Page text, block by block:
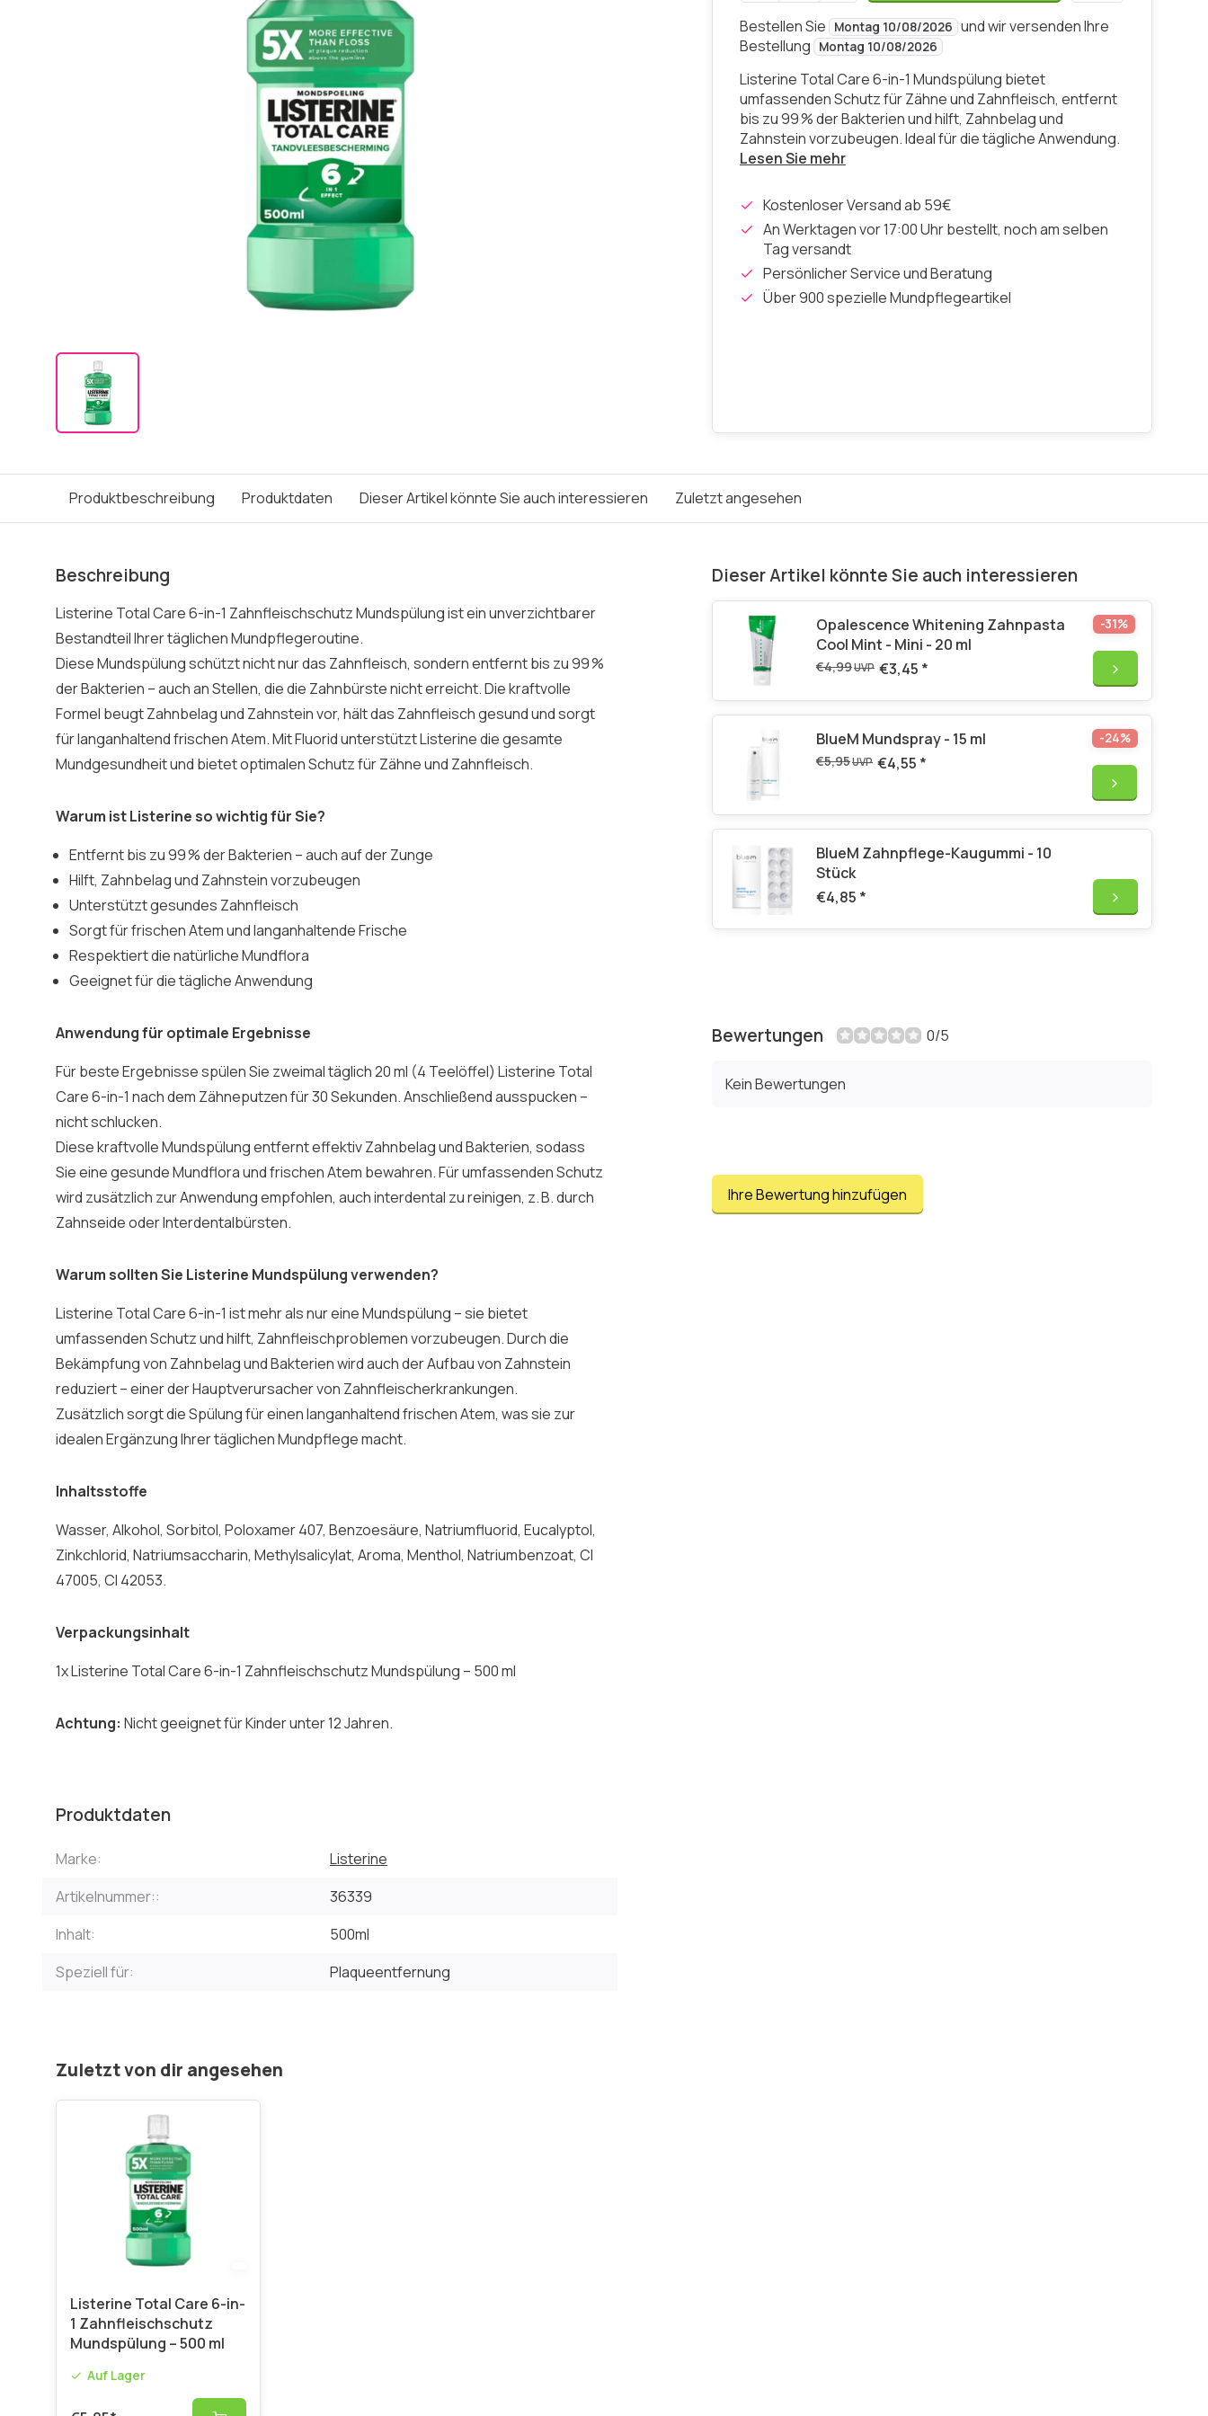
Bestellen Sie Montag 10/08/2026 und wir versenden Ihre
Bestellung
Montag 10/08/2026
Listerine Total Care 6-in-1 Mundspülung bietet
umfassenden Schutz für Zähne und Zahnfleisch, entfernt
bis zu 99 % der Bakterien und hilft, Zahnbelag und
Zahnstein vorzubeugen. Ideal für die tägliche Anwendung.
Lesen Sie mehr
Kostenloser Versand ab 59€
An Werktagen vor 17:00 Uhr bestellt, noch am selben
Tag versandt
Persönlicher Service und Beratung
Über 900 spezielle Mundpflegeartikel
Produktbeschreibung Produktdaten Dieser Artikel könnte Sie auch interessieren Zuletzt angesehen
Beschreibung
Listerine Total Care 6-in-1 Zahnfleischschutz Mundspülung ist ein unverzichtbarer
Bestandteil Ihrer täglichen Mundpflegeroutine.
Diese Mundspülung schützt nicht nur das Zahnfleisch, sondern entfernt bis zu 99 %
der Bakterien – auch an Stellen, die die Zahnbürste nicht erreicht. Die kraftvolle
Formel beugt Zahnbelag und Zahnstein vor, hält das Zahnfleisch gesund und sorgt
für langanhaltend frischen Atem. Mit Fluorid unterstützt Listerine die gesamte
Mundgesundheit und bietet optimalen Schutz für Zähne und Zahnfleisch.
Warum ist Listerine so wichtig für Sie?
Entfernt bis zu 99 % der Bakterien – auch auf der Zunge
Hilft, Zahnbelag und Zahnstein vorzubeugen
Unterstützt gesundes Zahnfleisch
Sorgt für frischen Atem und langanhaltende Frische
Respektiert die natürliche Mundflora
Geeignet für die tägliche Anwendung
Anwendung für optimale Ergebnisse
Für beste Ergebnisse spülen Sie zweimal täglich 20 ml (4 Teelöffel) Listerine Total
Care 6-in-1 nach dem Zähneputzen für 30 Sekunden. Anschließend ausspucken –
nicht schlucken.
Diese kraftvolle Mundspülung entfernt effektiv Zahnbelag und Bakterien, sodass
Sie eine gesunde Mundflora und frischen Atem bewahren. Für umfassenden Schutz
wird zusätzlich zur Anwendung empfohlen, auch interdental zu reinigen, z. B. durch
Zahnseide oder Interdentalbürsten.
Warum sollten Sie Listerine Mundspülung verwenden?
Listerine Total Care 6-in-1 ist mehr als nur eine Mundspülung – sie bietet
umfassenden Schutz und hilft, Zahnfleischproblemen vorzubeugen. Durch die
Bekämpfung von Zahnbelag und Bakterien wird auch der Aufbau von Zahnstein
reduziert – einer der Hauptverursacher von Zahnfleischerkrankungen.
Zusätzlich sorgt die Spülung für einen langanhaltend frischen Atem, was sie zur
idealen Ergänzung Ihrer täglichen Mundpflege macht.
Inhaltsstoffe
Wasser, Alkohol, Sorbitol, Poloxamer 407, Benzoesäure, Natriumfluorid, Eucalyptol,
Zinkchlorid, Natriumsaccharin, Methylsalicylat, Aroma, Menthol, Natriumbenzoat, CI
47005, CI 42053.
Verpackungsinhalt
1x Listerine Total Care 6-in-1 Zahnfleischschutz Mundspülung – 500 ml
Achtung: Nicht geeignet für Kinder unter 12 Jahren.
Produktdaten
Marke:
Listerine
Artikelnummer::
36339
Inhalt:
500ml
Speziell für:
Plaqueentfernung
Dieser Artikel könnte Sie auch interessieren
Opalescence Whitening Zahnpasta
Cool Mint - Mini - 20 ml
€4,99UVP €3,45 *
-31%
BlueM Mundspray - 15 ml
€5,95UVP €4,55 *
-24%
BlueM Zahnpflege-Kaugummi - 10
Stück
€4,85 *
Bewertungen 0/5
Kein Bewertungen
Ihre Bewertung hinzufügen
Zuletzt von dir angesehen
Listerine Total Care 6-in-
1 Zahnfleischschutz
Mundspülung – 500 ml
Auf Lager